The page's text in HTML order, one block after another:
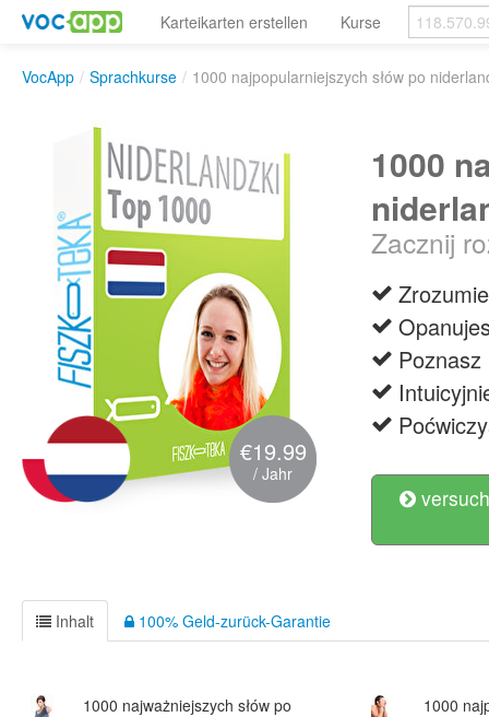
Karteikarten erstellen Kurse
VocApp / Sprachkurse / 1000 najpopularniejszych słów po
€19.99
/ Jahr
1000
Zacznij
Inhalt 100% Geld-zurück-Garantie
1000 najważniejszych słów po
1000